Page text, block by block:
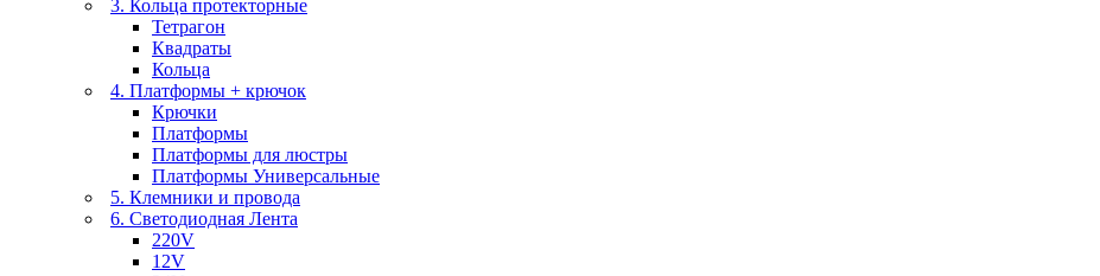
3. Кольца протекторные
Тетрагон
Квадраты
Кольца
4. Платформы + крючок
Крючки
Платформы
Платформы для люстры
Платформы Универсальные
5. Клемники и провода
6. Светодиодная Лента
220V
12V